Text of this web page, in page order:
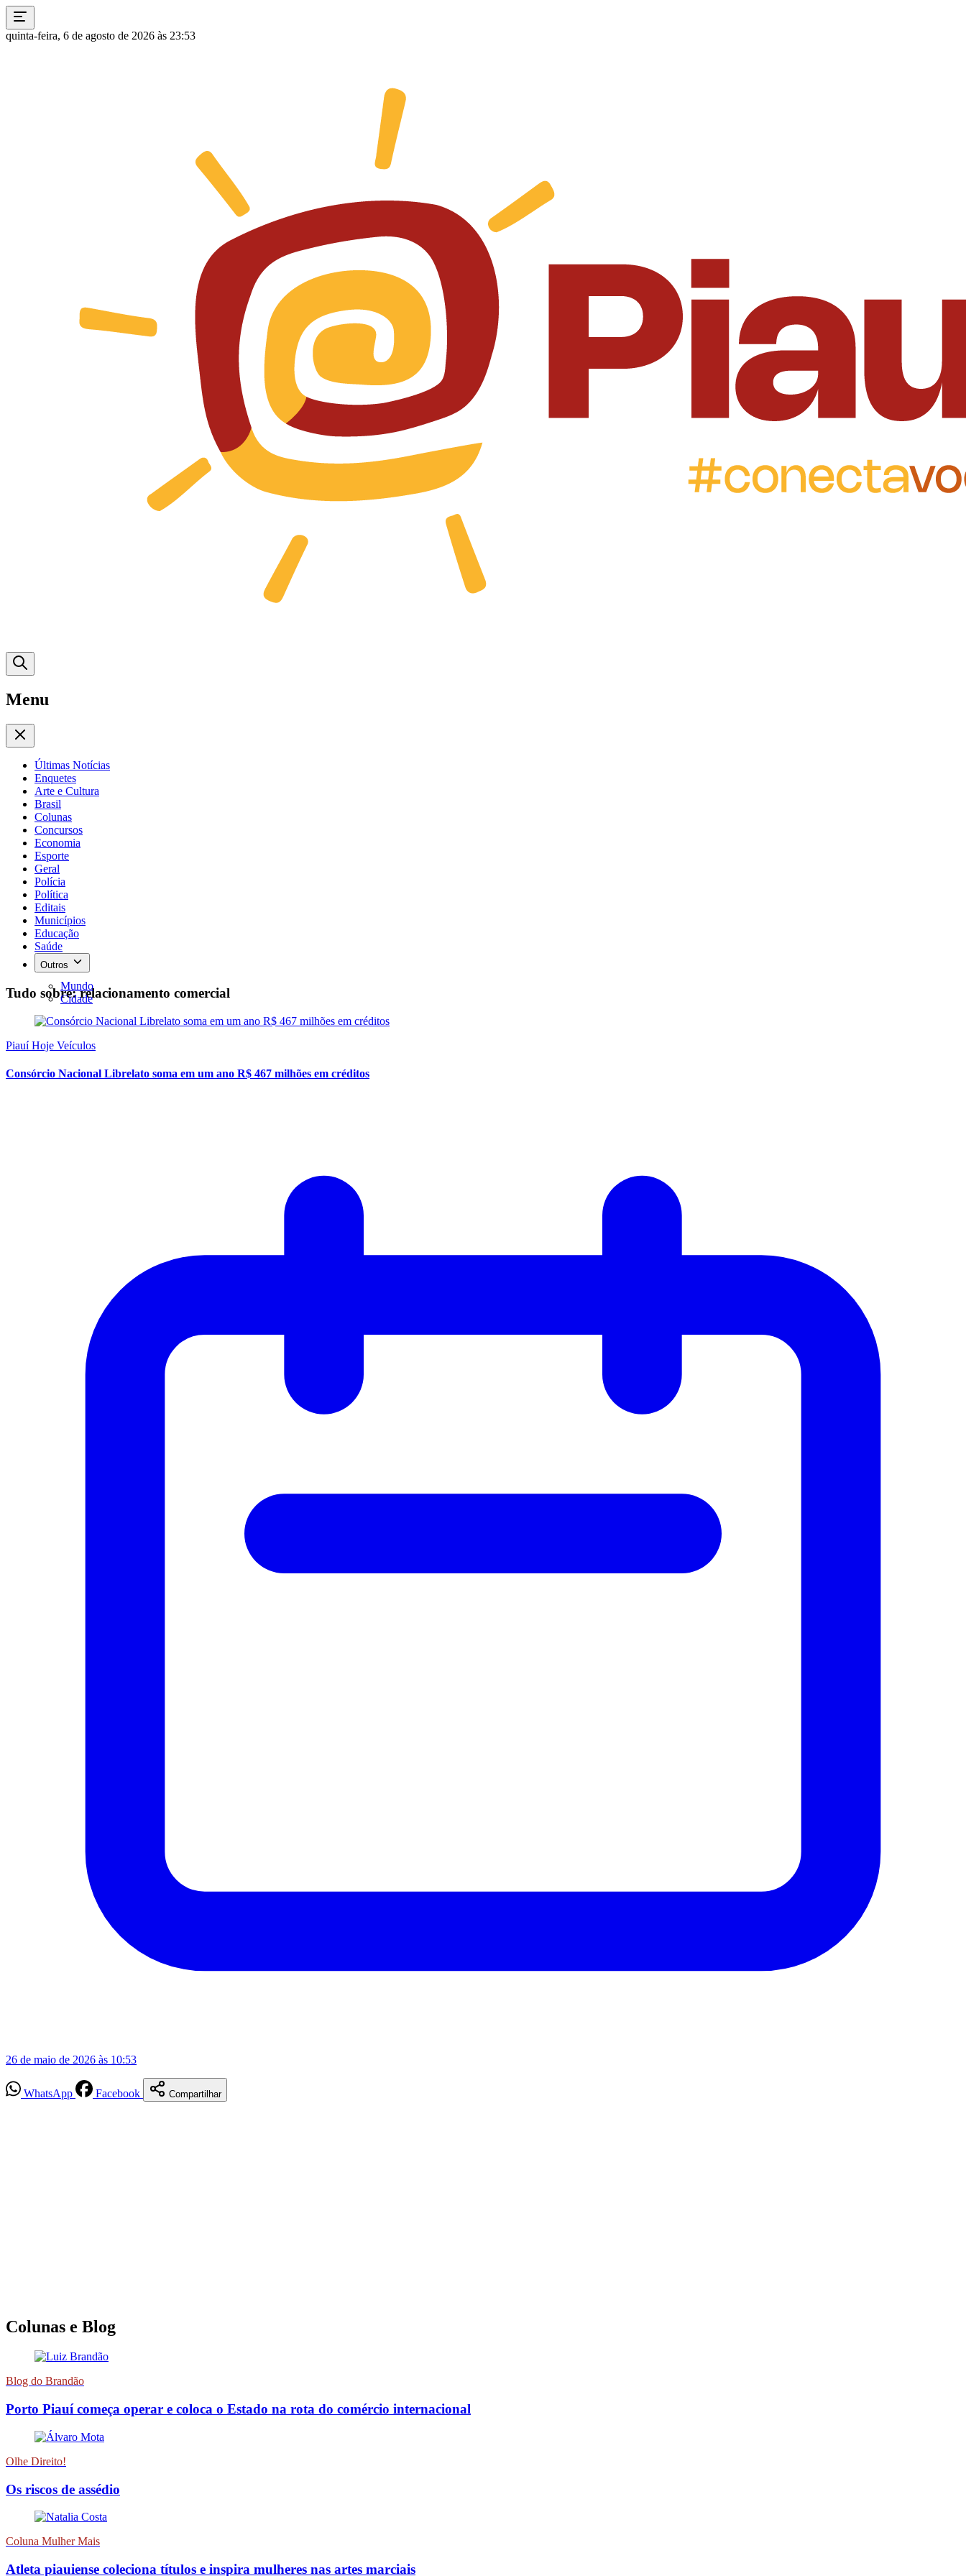
quinta-feira, 6 de agosto de 2026 às 23:53
Menu
Últimas Notícias
Enquetes
Arte e Cultura
Brasil
Colunas
Concursos
Economia
Esporte
Geral
Polícia
Política
Editais
Municípios
Educação
Saúde
Outros
Mundo
Cidade
Tudo sobre: relacionamento comercial
Piauí Hoje Veículos
Consórcio Nacional Librelato soma em um ano R$ 467 milhões em créditos
26 de maio de 2026 às 10:53
WhatsApp Facebook Compartilhar
Colunas e Blog
Blog do Brandão
Porto Piauí começa operar e coloca o Estado na rota do comércio internacional
Olhe Direito!
Os riscos de assédio
Coluna Mulher Mais
Atleta piauiense coleciona títulos e inspira mulheres nas artes marciais